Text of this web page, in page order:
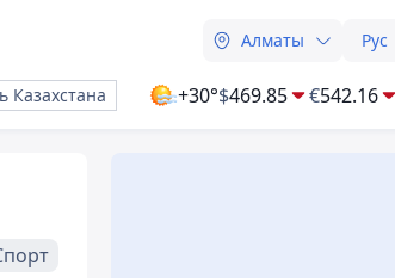
Алматы Рус
Казахстана +30°$469.85 €542.16